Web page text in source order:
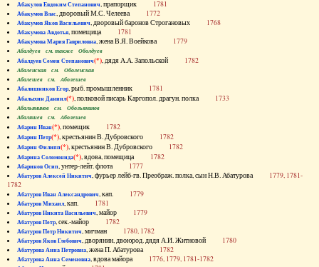
Абакулов Евдоким Степанович, прапорщик 1781
Абакумов Влас, дворовый М.С. Челеева 1772
Абакумов Яков Васильевич, дворовый баронов Строгановых 1768
Абакумова Авдотья, помещица 1781
Абакумова Мария Гавриловна, жена В.Я. Воейкова 1779
Абалдуев см. также Оболдуев
Абалдуев Семен Степанович(*), дядя А.А. Запольской 1782
Абаленская см. Оболенская
Абалешев см. Аболешев
Абалишников Егор, рыб. промышленник 1781
Абалыхин Даниил(*), полковой писарь Каргопол. драгун. полка 1733
Абальянинов см. Обольянинов
Абаляшев см. Аболешев
Абарин Иван(*), помещик 1782
Абарин Петр(*), крестьянин В. Дубровского 1782
Абарин Филипп(*), крестьянин В. Дубровского 1782
Абарина Соломонида(*), вдова, помещица 1782
Абаринов Осип, унтер-лейт. флота 1777
Абатуров Алексей Никитич, фурьер лейб-гв. Преображ. полка, сын Н.В. Абатурова 1779, 1781-
1782
Абатуров Иван Александрович, кап. 1779
Абатуров Михаил, кап. 1781
Абатуров Никита Васильевич, майор 1779
Абатуров Петр, сек.-майор 1782
Абатуров Петр Никитич, мичман 1780, 1782
Абатуров Яков Глебович, дворянин, двоюрод. дядя А.И. Житновой 1780
Абатурова Анна Петровна, жена П. Абатурова 1782
Абатурова Анна Семеновна, вдова майора 1776, 1779, 1781-1782